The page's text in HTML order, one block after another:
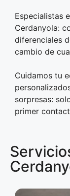
Especialistas
Cerdanyola:
diferenciales
cambio de
Cuidamos tu
sorpresas:
primer